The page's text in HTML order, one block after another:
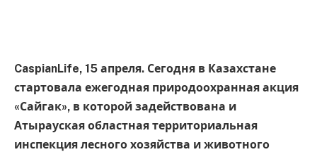
CaspianLife, 15 апреля. Сегодня в Казахстане
стартовала ежегодная природоохранная акция
«Сайгак», в которой задействована и
Атырауская областная территориальная
инспекция лесного хозяйства и животного